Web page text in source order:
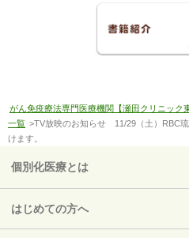
がん免疫療法専門医療機関【瀬田クリニック
一覧 >TV放映のお知らせ 11/29（土）RBC
けます。
個別化医療とは
はじめての方へ